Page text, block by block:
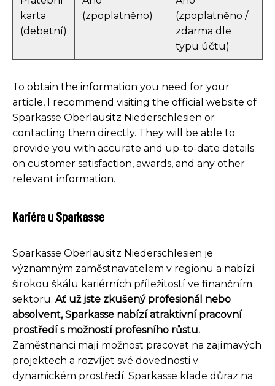
karta
(debetní)
(zpoplatněno)
(zpoplatněno /
zdarma dle
typu účtu)
To obtain the information you need for your
article, I recommend visiting the official website of
Sparkasse Oberlausitz Niederschlesien or
contacting them directly. They will be able to
provide you with accurate and up-to-date details
on customer satisfaction, awards, and any other
relevant information.
Kariéra u Sparkasse
Sparkasse Oberlausitz Niederschlesien je
významným zaměstnavatelem v regionu a nabízí
širokou škálu kariérních příležitostí ve finančním
sektoru. Ať už jste zkušený profesionál nebo
absolvent, Sparkasse nabízí atraktivní pracovní
prostředí s možností profesního růstu.
Zaměstnanci mají možnost pracovat na zajímavých
projektech a rozvíjet své dovednosti v
dynamickém prostředí. Sparkasse klade důraz na